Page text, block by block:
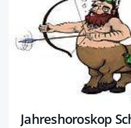
Jahreshoroskop